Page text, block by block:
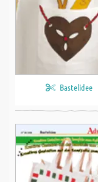
Bastelidee